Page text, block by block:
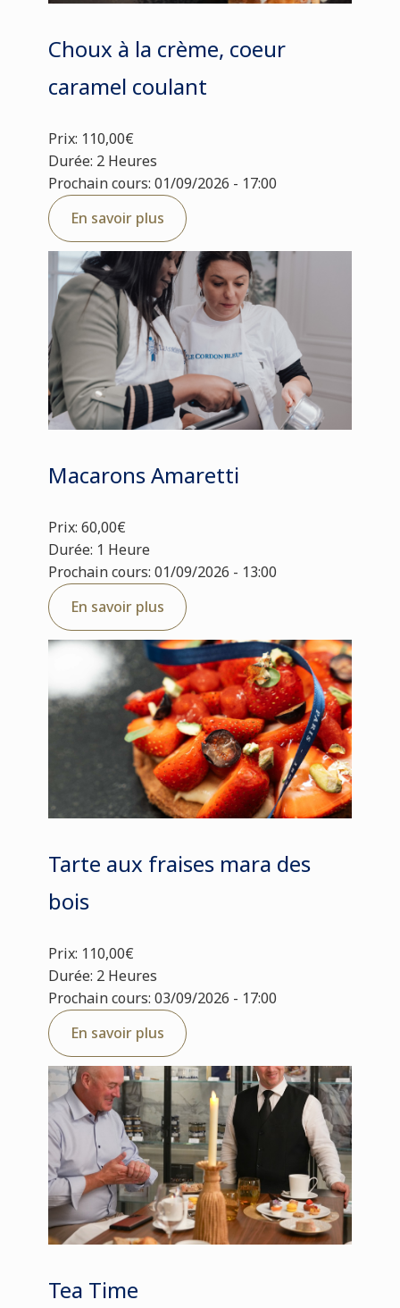
Choux à la crème, coeur
caramel coulant
Prix: 110,00€
Durée: 2 Heures
Prochain cours: 01/09/2026 - 17:00
En savoir plus
Macarons Amaretti
Prix: 60,00€
Durée: 1 Heure
Prochain cours: 01/09/2026 - 13:00
En savoir plus
Tarte aux fraises mara des
bois
Prix: 110,00€
Durée: 2 Heures
Prochain cours: 03/09/2026 - 17:00
En savoir plus
Tea Time